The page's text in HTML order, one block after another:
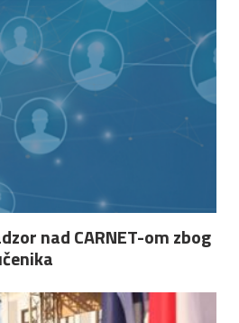
nad CARNET-om zbog